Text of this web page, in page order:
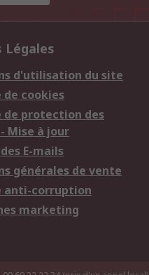
Légales
d'utilisation du site
cookies
de protection des
Mise à jour
E-mails
générales de vente
anti-corruption
marketing